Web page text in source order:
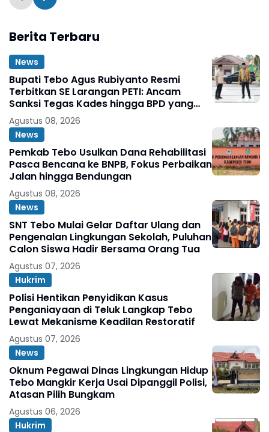
Berita Terbaru
News
Bupati Tebo Agus Rubiyanto Resmi
Terbitkan SE Larangan PETI: Ancam
Sanksi Tegas Kades hingga BPD yang
Terlibat
Agustus 08, 2026
News
Pemkab Tebo Usulkan Dana Rehabilitasi
Pasca Bencana ke BNPB, Fokus Perbaikan
Jalan hingga Bendungan
Agustus 08, 2026
News
SNT Tebo Mulai Gelar Daftar Ulang dan
Pengenalan Lingkungan Sekolah, Puluhan
Calon Siswa Hadir Bersama Orang Tua
Agustus 07, 2026
Hukrim
Polisi Hentikan Penyidikan Kasus
Penganiayaan di Teluk Langkap Tebo
Lewat Mekanisme Keadilan Restoratif
Agustus 07, 2026
News
Oknum Pegawai Dinas Lingkungan Hidup
Tebo Mangkir Kerja Usai Dipanggil Polisi,
Atasan Pilih Bungkam
Agustus 06, 2026
Hukrim